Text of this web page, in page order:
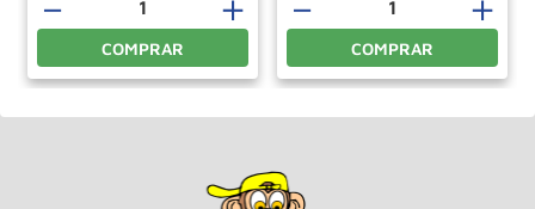
COMPRAR COMPRAR